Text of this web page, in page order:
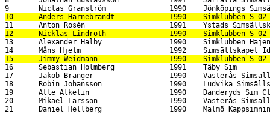
13      Alexander Halby                1990
16      Sebastian Holmberg             1991    Täby Sim                                 35.97    1:15.62    1:55.57               2:35.15                               
17      Jakob Branger                  1990    Västerås Simsällskap                     36.90    1:16.56    1:56.85               2:35.74                               
18      Robin Johansson                1990    Ludvika Simsällskap                      35.78    1:15.40    1:55.97               2:36.61                               
19      Atle Alkelin                   1990    Danderyds Sim Club For Swimmin           36.14    1:15.72    1:55.77               2:36.75                               
20      Mikael Larsson                 1990    Västerås Simsällskap                     36.44    1:16.77    1:57.94               2:37.80                               
21      Daniel Hellberg                1990    Malmö Kappsimningsklubb                  35.14    1:15.03    1:56.93               2:37.95                               
22      Resul Asan                     1990    Malmö Kappsimningsklubb                  36.49    1:16.05    1:57.54               2:38.09                               
23      Richard Gröhn                  1991    Spårvägens Simförening                   36.86    1:16.91    1:58.43               2:38.78                               
24      Wictor Paulsson                1990    Simklubben Poseidon                      37.13    1:17.91    1:59.26               2:40.49                               
25      Jonas Heikkinen                1990    Harnäs-Skutskärs Simsällskap             36.33    1:17.09    1:59.01               2:41.02                               
26      Zebastian Karlsson             1990    Västerviks Simsällskap                   37.27    1:18.77    2:00.80               2:42.09                               
27      Tomas Nilsson                  1990    Simklubben Poseidon                      35.61    1:16.85    2:00.34               2:44.32                               
 -      Tom Thomasson                  1990    Järfälla Simsällskap                                                                   DNS                               
                                                                                                                                                                        
Gren 3, 200m RYGGSIM HERRAR, Försök - Ålder 15-16 (Född 1988 - 1989)                                                   
Plac.   Namn                           Född    Förening                                   50m       100m       150m                   Tid  Status                       
                                                                                                                                                                        
1       Niklas Gustafsson              1989    Oskarshamns Simsällskap                  31.90    1:06.27    1:41.10               2:15.02                               
2       Rasmus Hellström               1988    Spårvägens Simförening                   31.62    1:06.22    1:41.00               2:16.21                               
3       Mikael Ramkvist                1988    Simklubben Lödde                         32.58    1:07.58    1:42.51               2:17.21                               
4       Nikola Stojmenovic             1988    Norrköpings Kappsimningsklubb            31.87    1:06.01    1:41.62               2:17.78                               
5       Marcus Tuomela                 1988    Göteborg Sim